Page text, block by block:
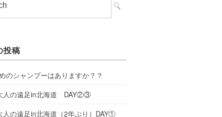
投稿
のシャンプーはありますか？？
人の遠足in北海道 DAY②③
人の遠足in北海道（2年ぶり）DAY①